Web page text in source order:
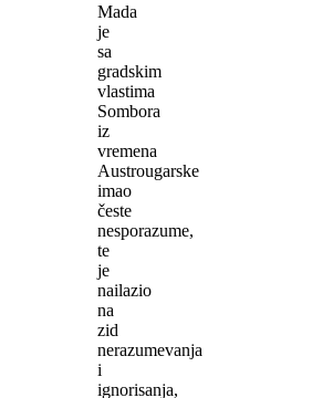
Mada
je
sa
gradskim
vlastima
Sombora
iz
vremena
Austrougarske
imao
česte
nesporazume,
te
je
nailazio
na
zid
nerazumevanja
i
ignorisanja,